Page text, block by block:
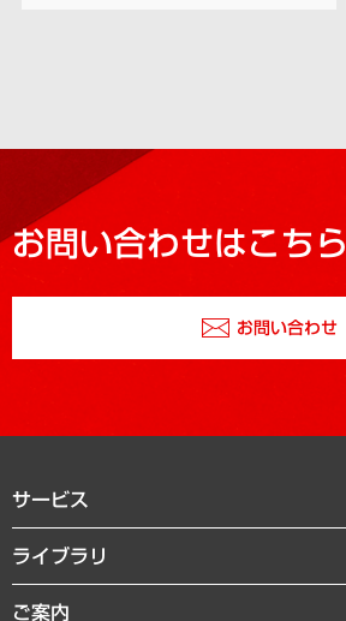
お問い合わせはこちら
お問い合わせ
サービス
経営戦略
組織・人事戦略
ライブラリ
経済調査
ご案内